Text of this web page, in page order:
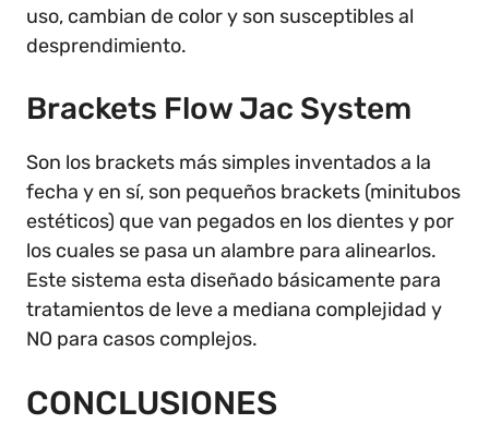
uso, cambian de color y son susceptibles al
desprendimiento.
Brackets Flow Jac System
Son los brackets más simples inventados a la
fecha y en sí, son pequeños brackets (minitubos
estéticos) que van pegados en los dientes y por
los cuales se pasa un alambre para alinearlos.
Este sistema esta diseñado básicamente para
tratamientos de leve a mediana complejidad y
NO para casos complejos.
CONCLUSIONES